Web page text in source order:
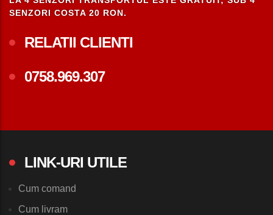
SENZORI COSTA 20 RON.
RELATII CLIENTI
0758.969.307
LINK-URI UTILE
Cum comand
Cum livram